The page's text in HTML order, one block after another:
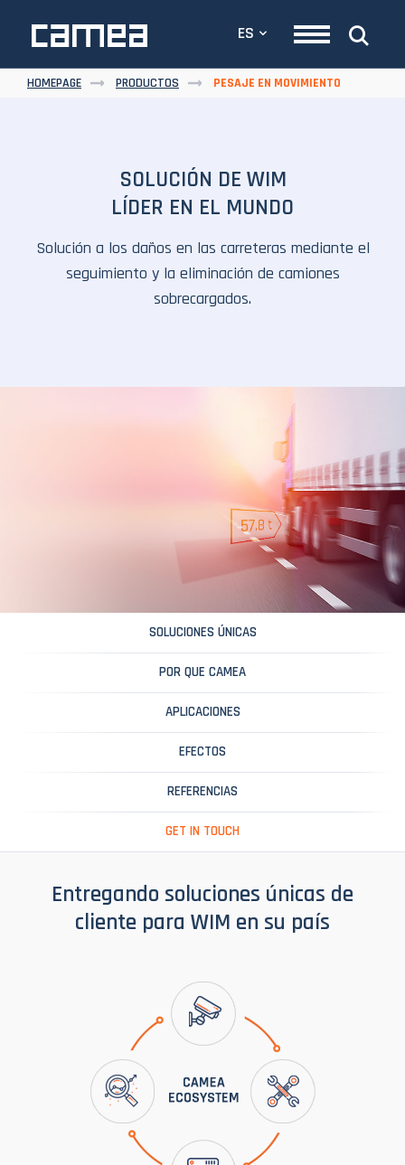
ES
HOMEPAGE PRODUCTOS PESAJE EN MOVIMIENTO
SOLUCIÓN DE WIM
LÍDER EN EL MUNDO
Solución a los daños en las carreteras mediante el
seguimiento y la eliminación de camiones
sobrecargados.
SOLUCIONES ÚNICAS
POR QUE CAMEA
APLICACIONES
EFECTOS
REFERENCIAS
GET IN TOUCH
Entregando soluciones únicas de
cliente para WIM en su país